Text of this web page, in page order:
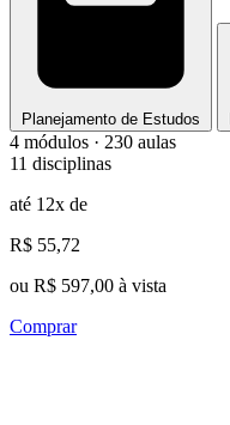
Planejamento de Estudos
4 módulos · 230 aulas
11 disciplinas
até 12x de
R$ 55,72
ou R$ 597,00 à vista
Comprar